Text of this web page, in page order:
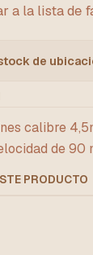
a la lista de
de
calibre
de 90
PRODUCTO